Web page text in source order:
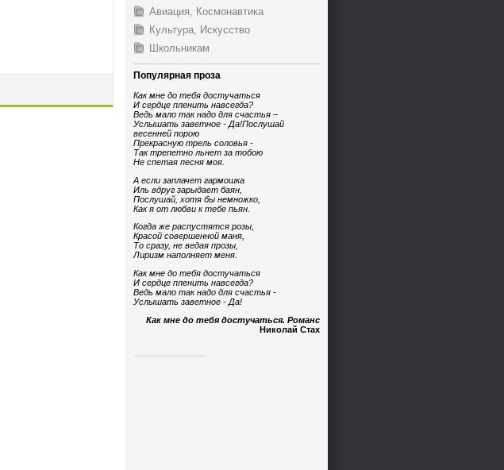
Авиация, Космонавтика
Культура, Искусство
Школьникам
Популярная проза
Как мне до тебя достучаться
И сердце пленить навсегда?
Ведь мало так надо для счастья –
Услышать заветное - Да!Послушай
весенней порою
Прекрасную трель соловья -
Так трепетно льнет за тобою
Не спетая песня моя.
А если заплачет гармошка
Иль вдруг зарыдает баян,
Послушай, хотя бы немножко,
Как я от любви к тебе пьян.
Когда же распустятся розы,
Красой совершенной маня,
То сразу, не ведая прозы,
Лиризм наполняет меня.
Как мне до тебя достучаться
И сердце пленить навсегда?
Ведь мало так надо для счастья -
Услышать заветное - Да!
Как мне до тебя достучаться. Романс
Николай Стах